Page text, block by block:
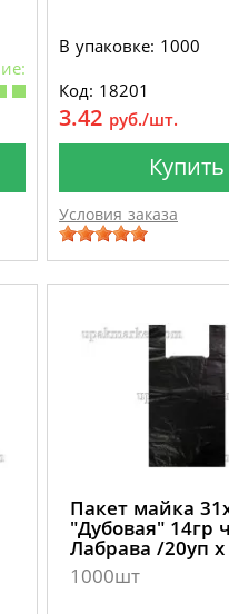
В упаковке: 1000
Код: 18201
3.42 руб./шт.
Купить
Условия заказа
Пакет майка
"Дубовая" 14гр
Лабрава /20уп
1000шт